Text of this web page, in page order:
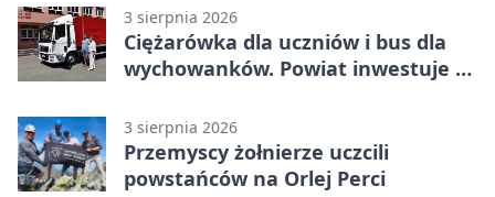
3 sierpnia 2026
Ciężarówka dla uczniów i bus dla
wychowanków. Powiat inwestuje w
3 sierpnia 2026
Przemyscy żołnierze uczcili
powstańców na Orlej Perci